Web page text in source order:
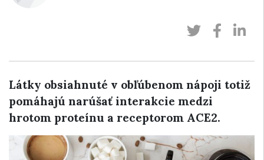
Látky obsiahnuté v obľúbenom nápoji totiž
pomáhajú narúšať interakcie medzi
hrotom proteínu a receptorom ACE2.